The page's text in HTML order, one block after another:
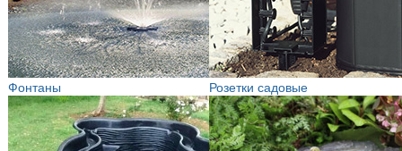
Фонтаны Розетки садовые